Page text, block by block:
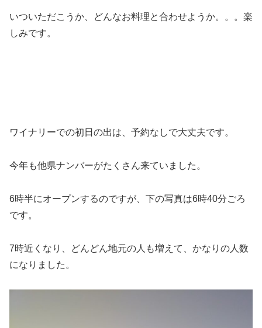
いついただこうか、どんなお料理と合わせようか。。。楽
しみです。
ワイナリーでの初日の出は、予約なしで大丈夫です。
今年も他県ナンバーがたくさん来ていました。
6時半にオープンするのですが、下の写真は6時40分ごろ
です。
7時近くなり、どんどん地元の人も増えて、かなりの人数
になりました。